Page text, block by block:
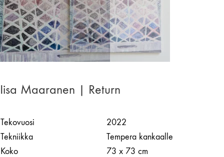
Iisa Maaranen | Return
Tekovuosi
2022
Tekniikka
Tempera kankaalle
Koko
73 x 73 cm